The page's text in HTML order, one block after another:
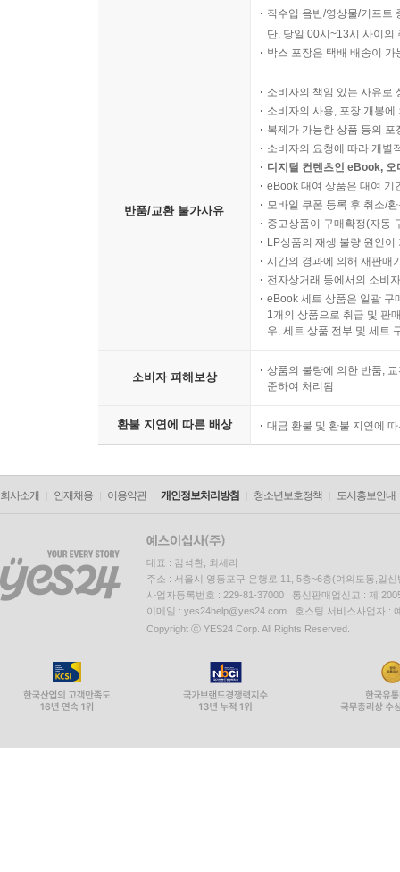
직수입 음반/영상물/기프트
단, 당일 00시~13시 사이의
박스 포장은 택배 배송이
반품/교환 불가사유
소비자의 책임 있는 사유로
소비자의 사용, 포장 개봉
복제가 가능한 상품 등의
소비자의 요청에 따라 개별
디지털 컨텐츠인 eBook,
eBook 대여 상품은 대여 기
모바일 쿠폰 등록 후 취소/
중고상품이 구매확정(자동
LP상품의 재생 불량 원인
시간의 경과에 의해 재판매
전자상거래 등에서의 소비
eBook 세트 상품은 일괄 구
1개의 상품으로 취급 및 판
우, 세트 상품 전부 및 세트
소비자 피해보상
상품의 불량에 의한 반품,
준하여 처리됨
환불 지연에 따른 배상 대금 환불 및 환불 지연에
회사소개 인재채용 이용약관 개인정보처리방침 청소년보호정책 도서홍보안내
대표 : 김석환, 최세라
주소 : 서울시 영등포구 은행로 11, 5층~6층(여의도동,일신
사업자등록번호 : 229-81-37000 통신판매업신고 : 제
이메일 : yes24help@yes24.com 호스팅 서비스사업자 :
Copyright ⓒ YES24 Corp. All Rights Reserved.